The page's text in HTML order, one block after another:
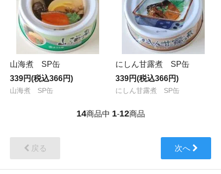
山海煮 SP缶
339円(税込366円)
山海煮 SP缶
にしん甘露煮 SP缶
339円(税込366円)
にしん甘露煮 SP缶
14商品中 1-12商品
戻る 次へ